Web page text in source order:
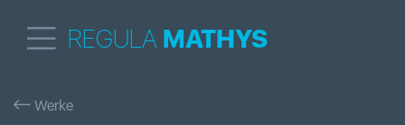
REGULA MATHYS
Werke